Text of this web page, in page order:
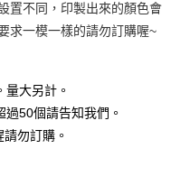
值。
將跳轉至「AFTEE先享後付」
完成結帳。
訊。
中的連結，可透過四大超商／
為交易完成。
但若您需要取消訂單，請聯絡
費
費
置不同，印製出來的顏色會
求一模一樣的請勿訂購喔~
大另計。
50個請告知我們。
勿訂購。